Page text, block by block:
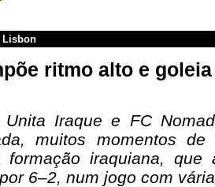
Lisbon
ritmo alto e
Iraque e FC
muitos momentos
iraquiana, que
6–2, num jogo com